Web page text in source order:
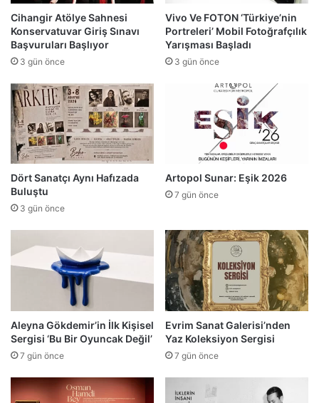
Cihangir Atölye Sahnesi
Konservatuvar Giriş Sınavı
Başvuruları Başlıyor
3 gün önce
Vivo Ve FOTON ‘Türkiye’nin
Portreleri’ Mobil Fotoğrafçılık
Yarışması Başladı
3 gün önce
Dört Sanatçı Aynı Hafızada
Buluştu
3 gün önce
Artopol Sunar: Eşik 2026
7 gün önce
Aleyna Gökdemir’in İlk Kişisel
Sergisi ‘Bu Bir Oyuncak Değil’
7 gün önce
Evrim Sanat Galerisi’nden
Yaz Koleksiyon Sergisi
7 gün önce